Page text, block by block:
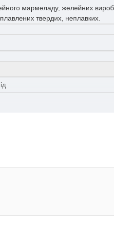
мармеладу, желейних
твердих, неплавких.